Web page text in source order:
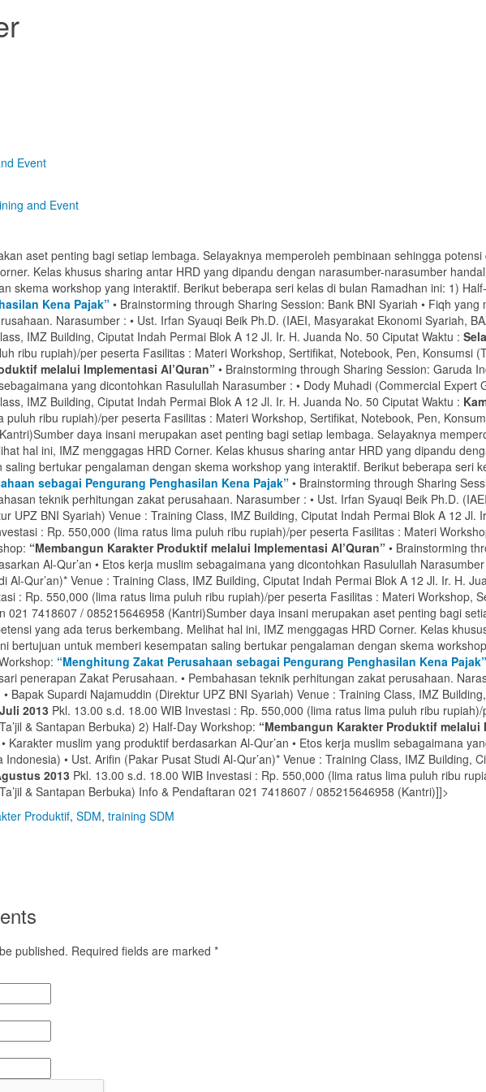
Event
and Event
aset penting bagi setiap lembaga. Selayaknya memperoleh pembinaan sehingga
Kelas khusus sharing antar HRD yang dipandu dengan narasumber-narasumber
skema workshop yang interaktif. Berikut beberapa seri kelas di bulan Ramadhan ini: 1)
Kena Pajak” • Brainstorming through Sharing Session: Bank BNI Syariah • Fiqh
Narasumber : • Ust. Irfan Syauqi Beik Ph.D. (IAEI, Masyarakat Ekonomi Syariah,
IMZ Building, Ciputat Indah Permai Blok A 12 Jl. Ir. H. Juanda No. 50 Ciputat Waktu :
ribu rupiah)/per peserta Fasilitas : Materi Workshop, Sertifikat, Notebook, Pen, Konsumsi
melalui Implementasi Al’Quran” • Brainstorming through Sharing Session: Garuda
yang dicontohkan Rasulullah Narasumber : • Dody Muhadi (Commercial
IMZ Building, Ciputat Indah Permai Blok A 12 Jl. Ir. H. Juanda No. 50 Ciputat Waktu :
puluh ribu rupiah)/per peserta Fasilitas : Materi Workshop, Sertifikat, Notebook, Pen,
Sumber daya insani merupakan aset penting bagi setiap lembaga. Selayaknya
hal ini, IMZ menggagas HRD Corner. Kelas khusus sharing antar HRD yang dipandu
bertukar pengalaman dengan skema workshop yang interaktif. Berikut beberapa seri
sebagai Pengurang Penghasilan Kena Pajak” • Brainstorming through Sharing
teknik perhitungan zakat perusahaan. Narasumber : • Ust. Irfan Syauqi Beik Ph.D.
UPZ BNI Syariah) Venue : Training Class, IMZ Building, Ciputat Indah Permai Blok A 12 Jl.
: Rp. 550,000 (lima ratus lima puluh ribu rupiah)/per peserta Fasilitas : Materi
“Membangun Karakter Produktif melalui Implementasi Al’Quran” • Brainstorming
Al-Qur’an • Etos kerja muslim sebagaimana yang dicontohkan Rasulullah
Al-Qur’an)* Venue : Training Class, IMZ Building, Ciputat Indah Permai Blok A 12 Jl. Ir. H.
: Rp. 550,000 (lima ratus lima puluh ribu rupiah)/per peserta Fasilitas : Materi Workshop,
021 7418607 / 085215646958 (Kantri)Sumber daya insani merupakan aset penting bagi
yang ada terus berkembang. Melihat hal ini, IMZ menggagas HRD Corner. Kelas
bertujuan untuk memberi kesempatan saling bertukar pengalaman dengan skema
“Menghitung Zakat Perusahaan sebagai Pengurang Penghasilan Kena Pajak”
penerapan Zakat Perusahaan. • Pembahasan teknik perhitungan zakat perusahaan.
Bapak Supardi Najamuddin (Direktur UPZ BNI Syariah) Venue : Training Class, IMZ
2013 Pkl. 13.00 s.d. 18.00 WIB Investasi : Rp. 550,000 (lima ratus lima puluh ribu
& Santapan Berbuka) 2) Half-Day Workshop: “Membangun Karakter Produktif melalui
Karakter muslim yang produktif berdasarkan Al-Qur’an • Etos kerja muslim sebagaimana
• Ust. Arifin (Pakar Pusat Studi Al-Qur’an)* Venue : Training Class, IMZ Building,
2013 Pkl. 13.00 s.d. 18.00 WIB Investasi : Rp. 550,000 (lima ratus lima puluh ribu
& Santapan Berbuka) Info & Pendaftaran 021 7418607 / 085215646958 (Kantri)]]>
Produktif, SDM, training SDM
published. Required fields are marked *